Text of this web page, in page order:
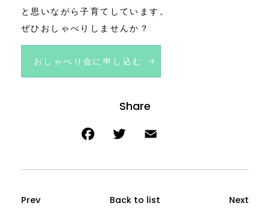
と思いながら子育てしています。
ぜひおしゃべりしませんか？
おしゃべり会に申し込む
Prev Back to list Next